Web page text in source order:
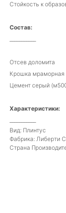
Стойкость к
Состав:
Отсев доломита
Крошка мраморная
Цемент серый
Характеристики:
Вид: Плинтус
Фабрика: Либерти
Страна